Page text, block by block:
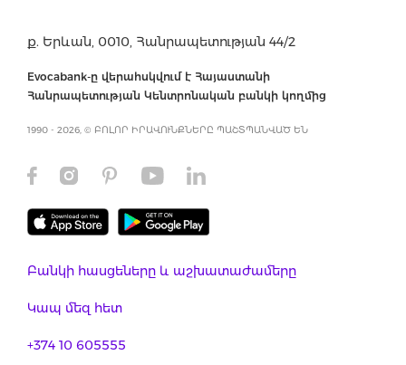
ք. Երևան, 0010, Հանրապետության 44/2
Evocabank-ը վերահսկվում է Հայաստանի
Հանրապետության Կենտրոնական բանկի կողմից
1990 - 2026, © ԲՈԼՈՐ ԻՐԱՎՈՒՆՔՆԵՐԸ ՊԱՇՏՊԱՆՎԱԾ ԵՆ
Բանկի հասցեները և աշխատաժամերը
Կապ մեզ հետ
+374 10 605555